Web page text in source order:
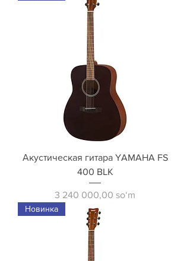
Акустическая гитара YAMAHA FS
400 BLK
Price
3 240 000,00 soʻm
Новинка